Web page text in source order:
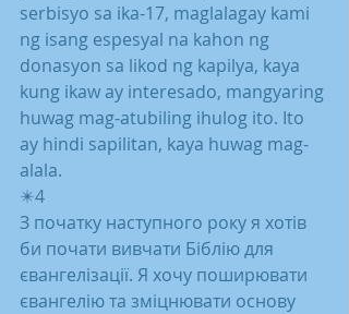
serbisyo sa ika-17, maglalagay kami
ng isang espesyal na kahon ng
donasyon sa likod ng kapilya, kaya
kung ikaw ay interesado, mangyaring
huwag mag-atubiling ihulog ito. Ito
ay hindi sapilitan, kaya huwag mag-
alala.
✴️4
З початку наступного року я хотів
би почати вивчати Біблію для
євангелізації. Я хочу поширювати
євангелію та зміцнювати основу